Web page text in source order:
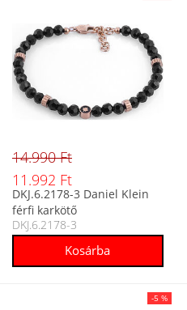
14.990 Ft
11.992 Ft
DKJ.6.2178-3 Daniel Klein
férfi karkötő
DKJ.6.2178-3
-5 %